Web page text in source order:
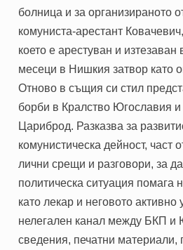
болница и за организираното
комуниста-арестант
което е арестуван и
месеци в Нишкия затвор като
Отново в същия си стил
борби в Кралство Югославия и
Цариброд. Разказва за
комунистическа дейност, част
лични срещи и разговори, за
политическа ситуация помага
като лекар и неговото активно
нелегален канал между БКП и
сведения, печатни материали,